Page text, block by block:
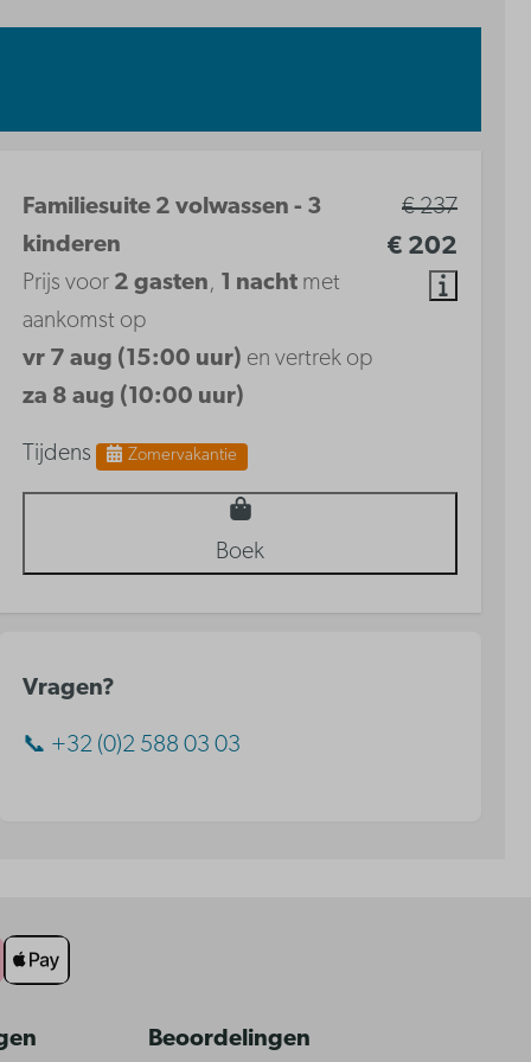
€ 237
€ 202
Familiesuite 2 volwassen - 3
kinderen
Prijs voor 2 gasten, 1 nacht met
aankomst op
vr 7 aug (15:00 uur) en vertrek op
za 8 aug (10:00 uur)
Tijdens Zomervakantie
Boek
Vragen?
📞 +32 (0)2 588 03 03
Beoordelingen